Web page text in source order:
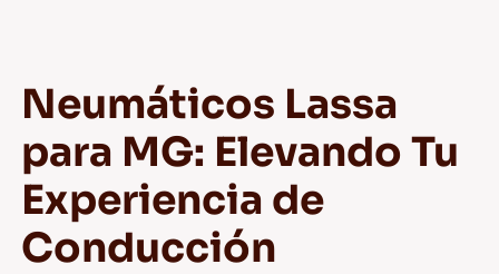
Neumáticos Lassa
para MG: Elevando Tu
Experiencia de
Conducción